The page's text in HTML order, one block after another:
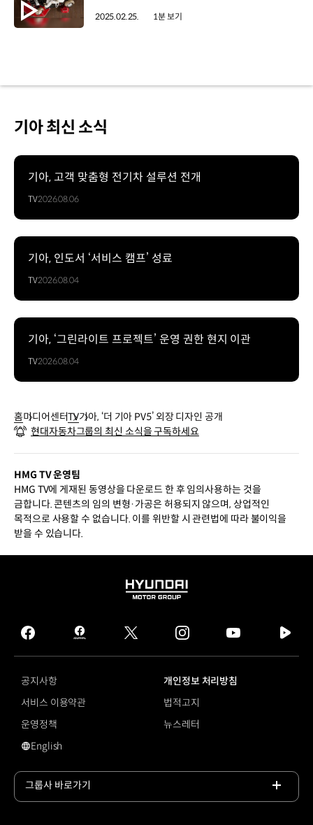
2025.02.25. 1분 보기
기아 최신 소식
기아, 고객 맞춤형 전기차 설루션 전개
TV2026.08.06
기아, 인도서 ‘서비스 캠프’ 성료
TV2026.08.04
기아, ‘그린라이트 프로젝트’ 운영 권한 현지 이관
TV2026.08.04
홈미디어센터TV기아, ‘더 기아 PV5’ 외장 디자인 공개
현대자동차그룹의 최신 소식을 구독하세요
HMG TV 운영팀
HMG TV에 게재된 동영상을 다운로드 한 후 임의사용하는 것을
금합니다. 콘텐츠의 임의 변형·가공은 허용되지 않으며, 상업적인
목적으로 사용할 수 없습니다. 이를 위반할 시 관련법에 따라 불이익을
받을 수 있습니다.
HYUNDAI
GROUP
facebook
hmg
journal
twitter instagram
tv
공지사항
개인정보 처리방침
서비스 이용약관
법적고지
운영정책
뉴스레터
영문 사이트로 이동
English
그룹사 바로가기